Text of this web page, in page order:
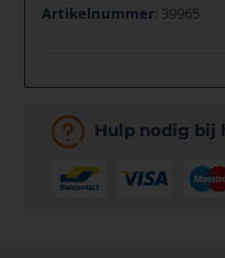
Artikelnummer: 39965
Hulp nodig bij